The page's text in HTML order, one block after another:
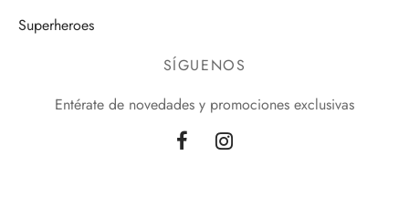
Superheroes
SÍGUENOS
Entérate de novedades y promociones exclusivas